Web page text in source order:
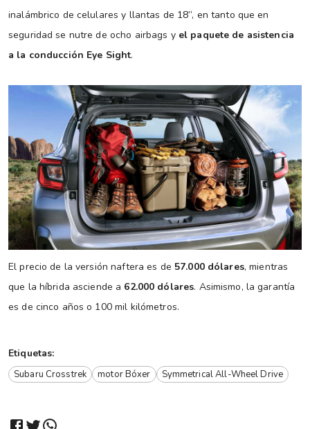
inalámbrico de celulares y llantas de 18”, en tanto que en
seguridad se nutre de ocho airbags y el paquete de asistencia
a la conducción Eye Sight.
El precio de la versión naftera es de 57.000 dólares, mientras
que la híbrida asciende a 62.000 dólares. Asimismo, la garantía
es de cinco años o 100 mil kilómetros.
Etiquetas:
Subaru Crosstrek motor Bóxer Symmetrical All-Wheel Drive